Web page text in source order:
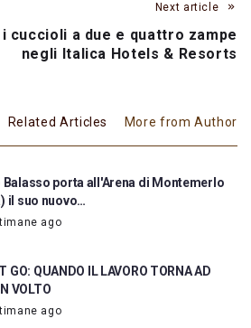
Next article
i cuccioli a due e quattro zampe
negli Italica Hotels & Resorts
Related Articles More from Author
Balasso porta all'Arena di Montemerlo
il suo nuovo…
ago
GO: QUANDO IL LAVORO TORNA AD
VOLTO
ago